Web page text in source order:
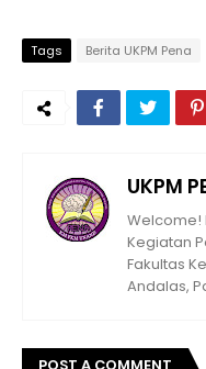
Tags Berita UKPM Pena
UKPM
Welcome!
Kegiatan
Fakultas
Andalas,